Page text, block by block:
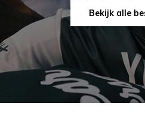
Bekijk alle